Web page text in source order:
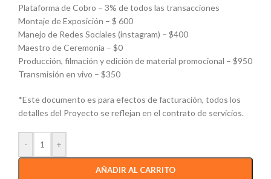
Plataforma de Cobro – 3% de todos las transacciones
Montaje de Exposición – $ 600
Manejo de Redes Sociales (instagram) – $400
Maestro de Ceremonia – $0
Producción, filmación y edición de material promocional – $950
Transmisión en vivo – $350
*Este documento es para efectos de facturación, todos los
detalles del Proyecto se reflejan en el contrato de servicios.
- +
AÑADIR AL CARRITO